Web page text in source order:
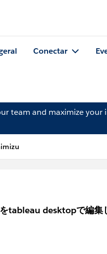
Conectar
team and maximize your
tableau desktopで編集